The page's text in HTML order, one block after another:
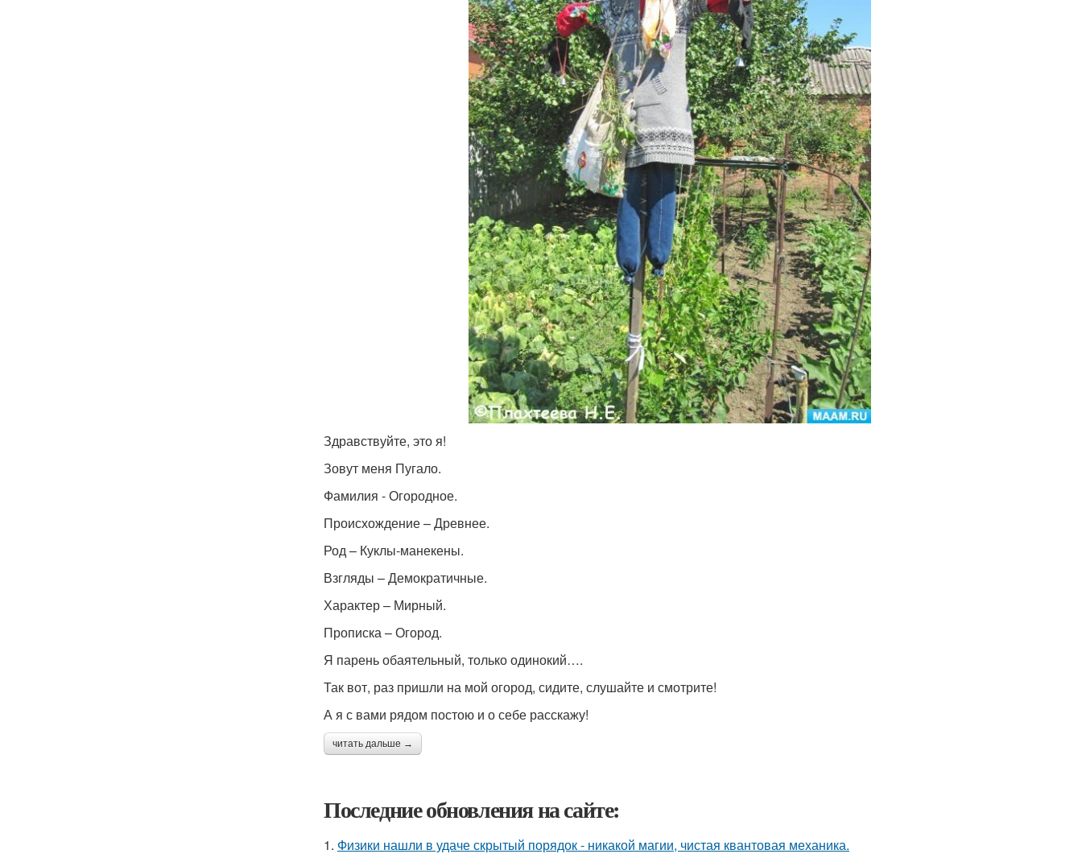
Здравствуйте, это я!
Зовут меня Пугало.
Фамилия - Огородное.
Происхождение – Древнее.
Род – Куклы-манекены.
Взгляды – Демократичные.
Характер – Мирный.
Прописка – Огород.
Я парень обаятельный, только одинокий….
Так вот, раз пришли на мой огород, сидите, слушайте и смотрите!
А я с вами рядом постою и о себе расскажу!
читать дальше →
Последние обновления на сайте:
1. Физики нашли в удаче скрытый порядок - никакой магии, чистая квантовая механика.